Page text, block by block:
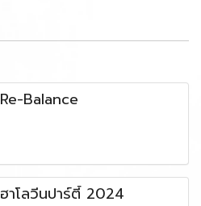
Re-Balance
ฮาโลวีนปาร์ตี้ 2024